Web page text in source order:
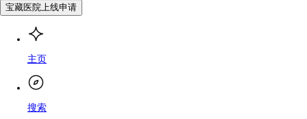
宝藏医院上线申请
主页
搜索